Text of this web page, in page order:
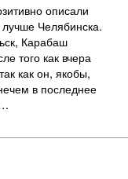
описали
лучше Челябинска.
Карабаш
того как вчера
как он, якобы,
в последнее